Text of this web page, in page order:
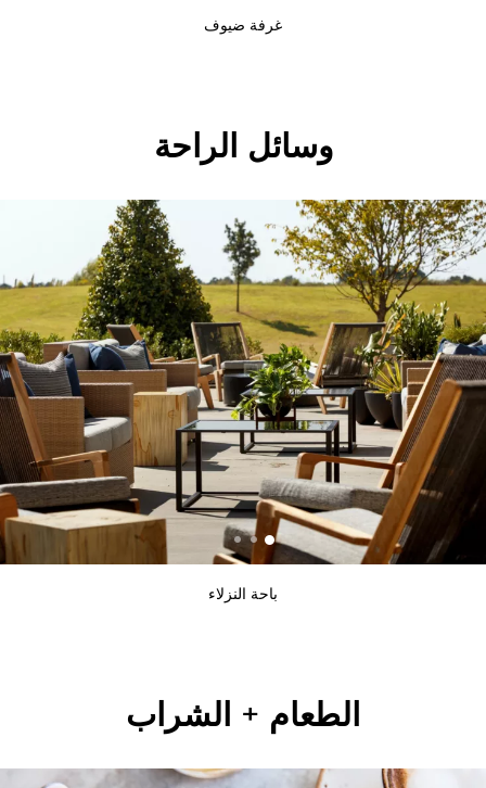
غرفة ضيوف
وسائل الراحة
باحة النزلاء
الطعام + الشراب